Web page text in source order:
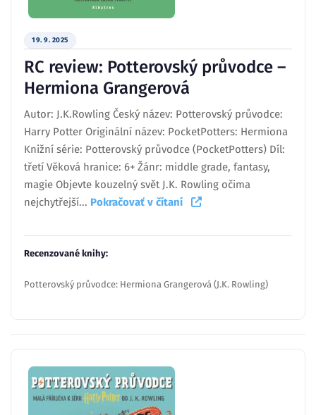
19. 9. 2025
RC review: Potterovský průvodce –
Hermiona Grangerová
Autor: J.K.Rowling Český název: Potterovský průvodce:
Harry Potter Originální název: PocketPotters: Hermiona
Knižní série: Potterovský průvodce (PocketPotters) Díl:
třetí Věková hranice: 6+ Žánr: middle grade, fantasy,
magie Objevte kouzelný svět J.K. Rowling očima
nejchytřejší... Pokračovať v čítaní
Recenzované knihy:
Potterovský průvodce: Hermiona Grangerová (J.K. Rowling)